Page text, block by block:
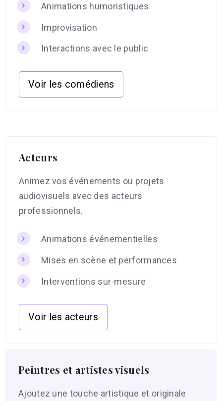
Animations humoristiques
Improvisation
Interactions avec le public
Voir les comédiens
Acteurs
Animez vos événements ou projets
audiovisuels avec des acteurs
professionnels.
Animations événementielles
Mises en scène et performances
Interventions sur-mesure
Voir les acteurs
Peintres et artistes visuels
Ajoutez une touche artistique et originale